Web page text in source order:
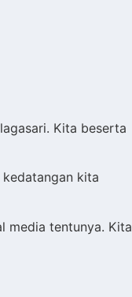
Kita beserta
kita
media tentunya. Kita